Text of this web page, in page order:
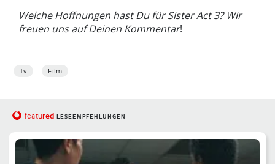
Welche Hoffnungen hast Du für Sister Act 3? Wir
freuen uns auf Deinen Kommentar!
Tv Film
featured LESEEMPFEHLUNGEN